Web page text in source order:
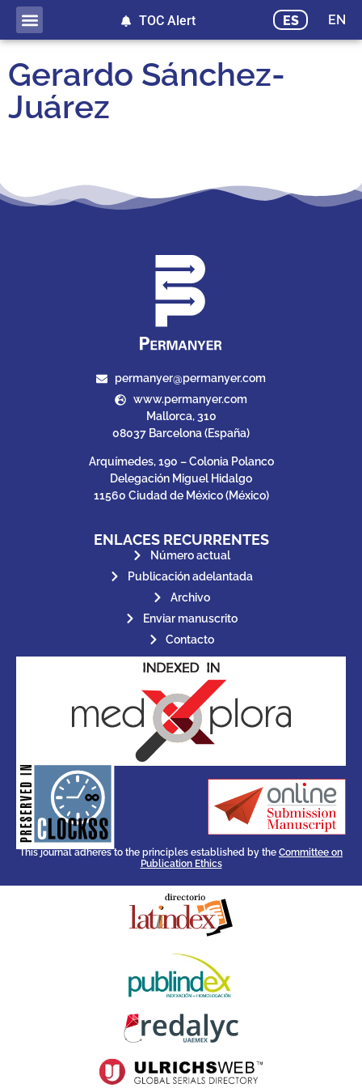
ES EN
TOC Alert
Gerardo Sánchez-
Juárez
permanyer@permanyer.com
www.permanyer.com
Mallorca, 310
08037 Barcelona (España)
Arquímedes, 190 – Colonia Polanco
Delegación Miguel Hidalgo
11560 Ciudad de México (México)
ENLACES RECURRENTES
Número actual
Publicación adelantada
Archivo
Enviar manuscrito
Contacto
CLOCKSS is a dak archive that
ensures the long-term survival
of web-based scholary
publications, governed by and
for its stakeholders.
This journal adheres to the principles established by the Committee on
Publication Ethics